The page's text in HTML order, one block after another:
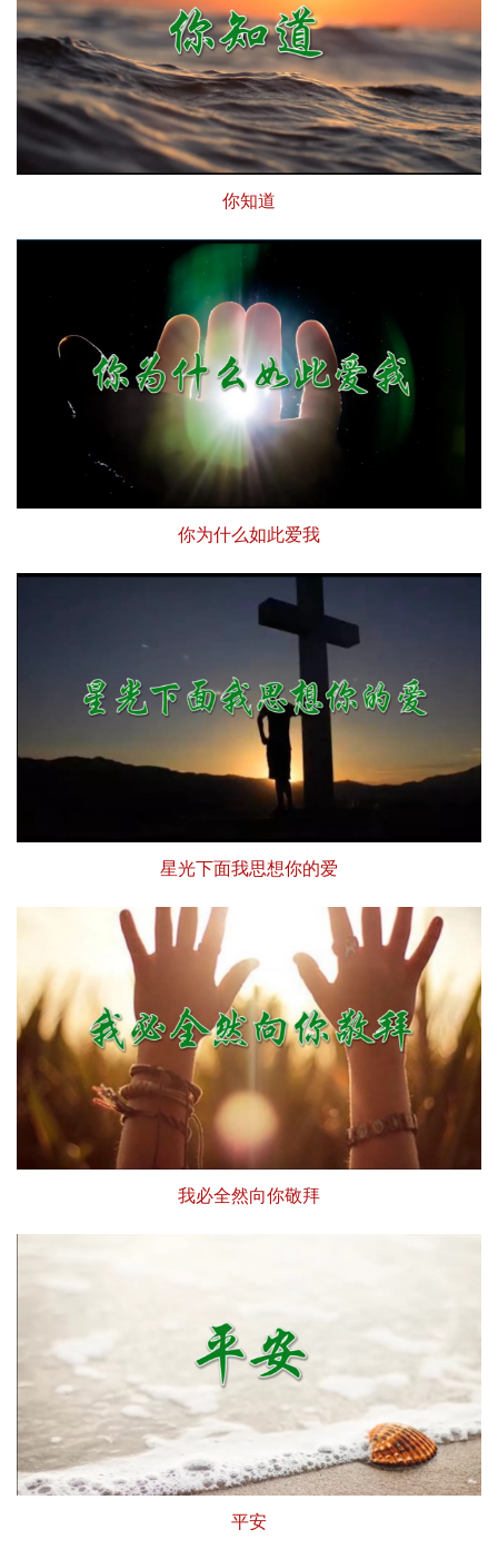
你知道
你为什么如此爱我
星光下面我思想你的爱
我必全然向你敬拜
平安